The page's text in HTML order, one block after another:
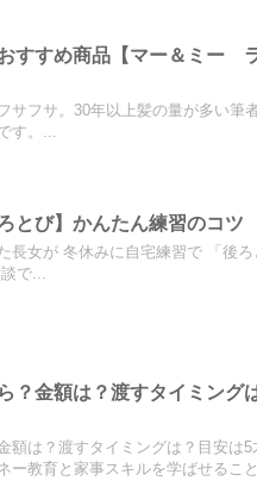
すすめ商品【マー＆ミー
サフサ。30年以上髪の量が多い筆
す。...
とび】かんたん練習のコツ
長女が 冬休みに自宅練習で 「後
で...
？金額は？渡すタイミング
額は？渡すタイミングは？目安は
ー教育と家事スキルを学ばせるこ